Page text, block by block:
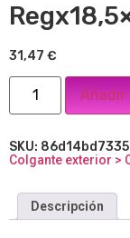
31,47 €
Añadir
SKU:
Colgante exterior >
Descripción